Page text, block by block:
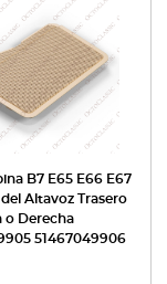
B7 E65 E66 E67
Altavoz Trasero
o Derecha
51467049906